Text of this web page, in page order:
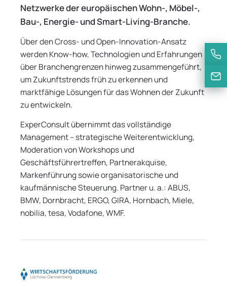
Netzwerke der europäischen Wohn-, Möbel-,
Bau-, Energie- und Smart-Living-Branche.
Über den Cross- und Open-Innovation-Ansatz
werden Know-how, Technologien und Erfahrungen
über Branchengrenzen hinweg zusammengeführt,
um Zukunftstrends früh zu erkennen und
marktfähige Lösungen für das Wohnen der Zukunft
zu entwickeln.
ExperConsult übernimmt das vollständige
Management – strategische Weiterentwicklung,
Moderation von Workshops und
Geschäftsführertreffen, Partnerakquise,
Markenführung sowie organisatorische und
kaufmännische Steuerung. Partner u. a.: ABUS,
BMW, Dornbracht, ERGO, GIRA, Hornbach, Miele,
nobilia, tesa, Vodafone, WMF.